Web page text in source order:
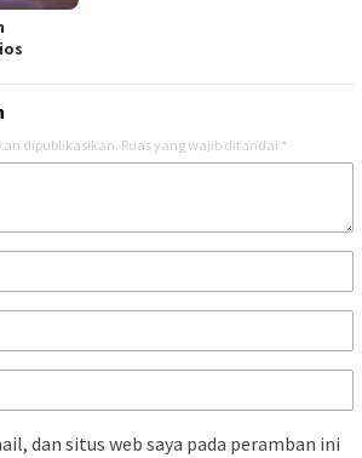
dipublikasikan. Ruas yang wajib ditandai *
dan situs web saya pada peramban ini